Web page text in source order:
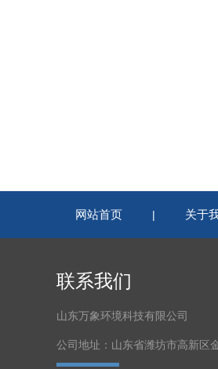
网站首页 | 关于
联系我们
山东万象环境科技有限公司
公司地址：山东省潍坊市高新区